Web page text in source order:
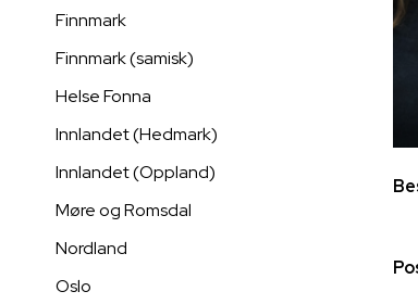
Finnmark
Finnmark (samisk)
Helse Fonna
Innlandet (Hedmark)
Innlandet (Oppland)
Møre og Romsdal
Nordland
Oslo